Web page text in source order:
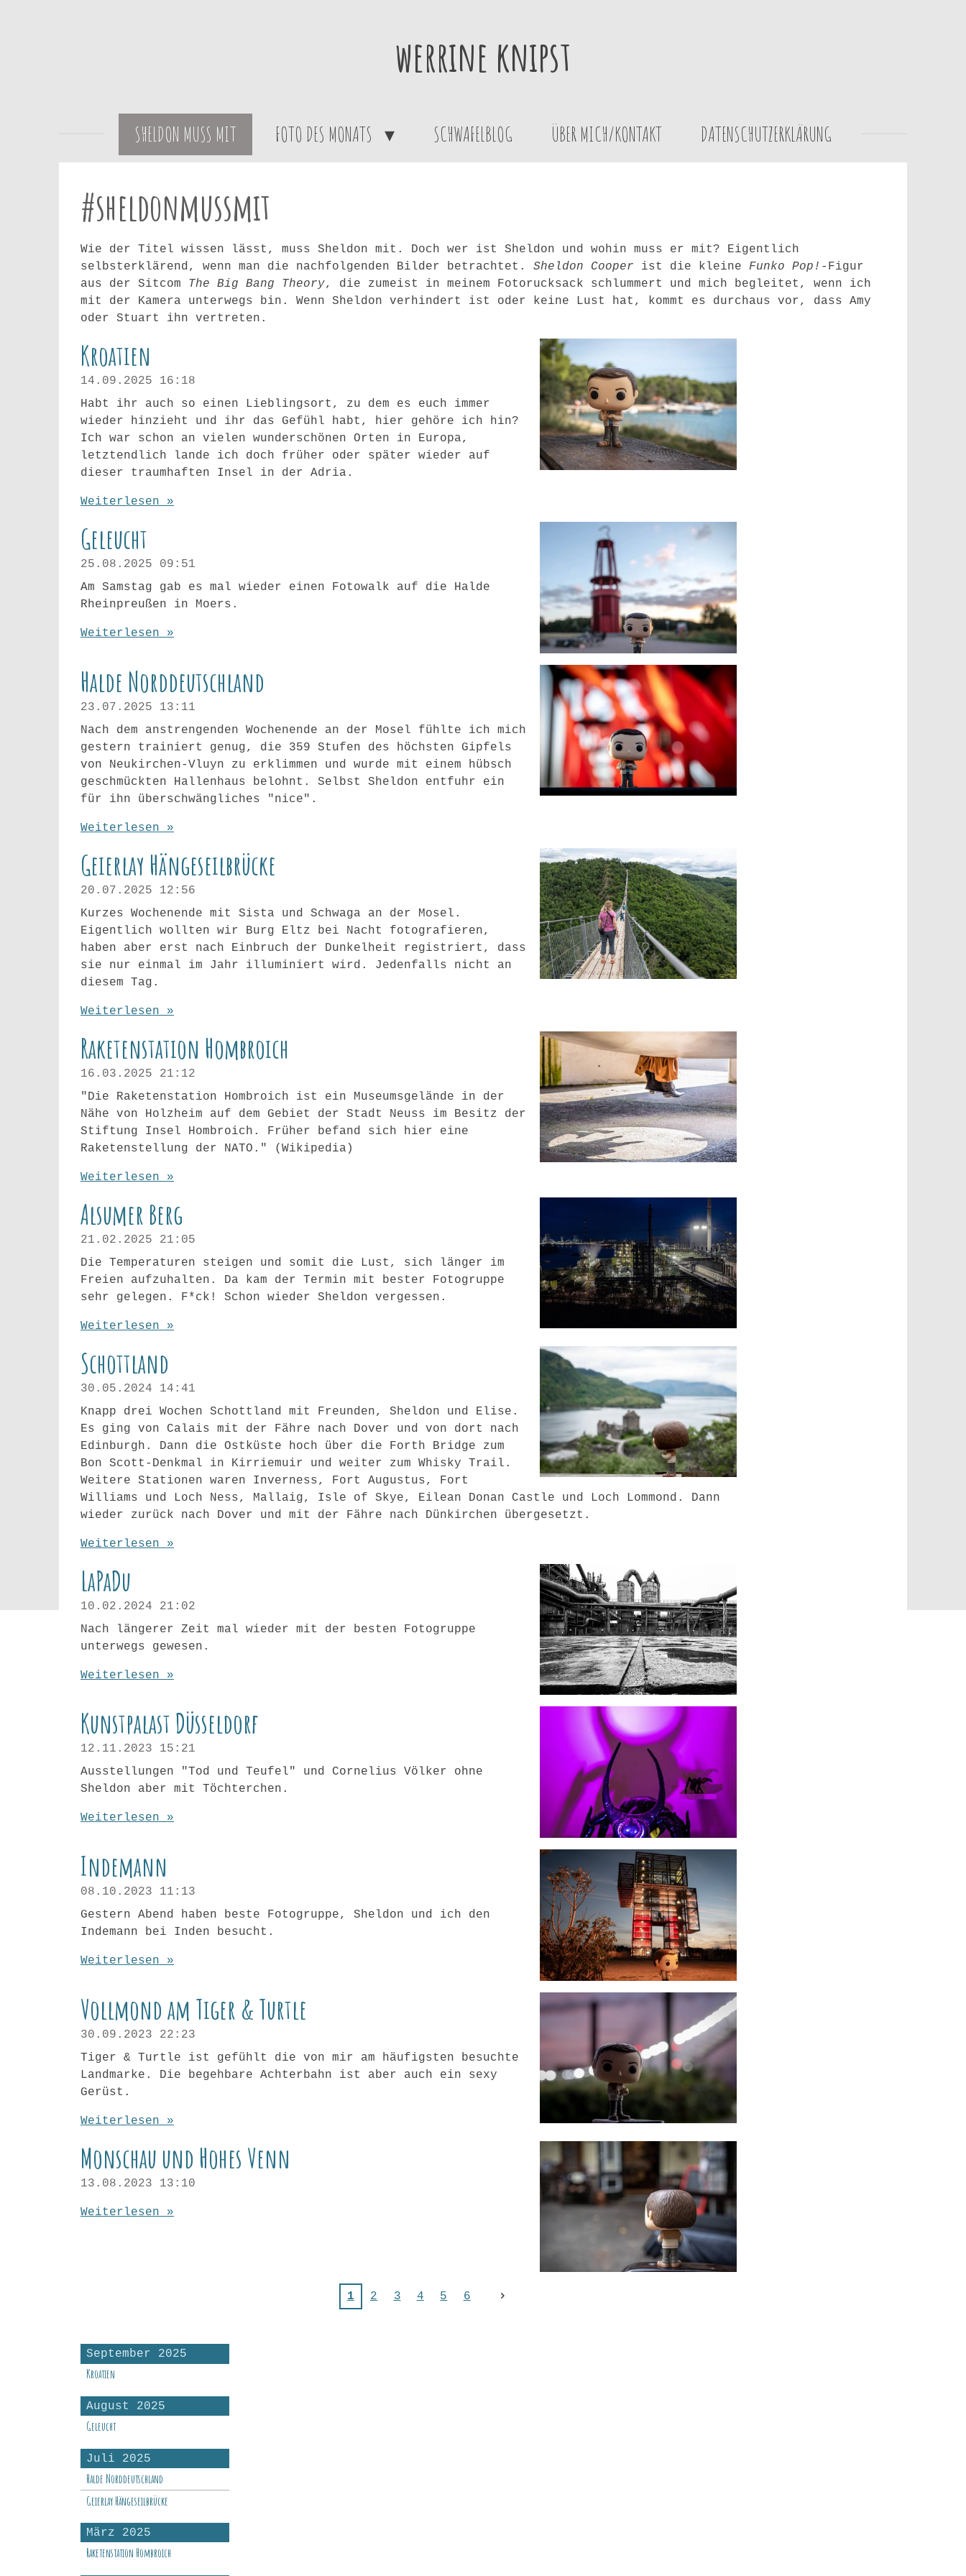
werrine knipst
SHELDON MUSS MIT FOTO DES MONATS SCHWAFELBLOG ÜBER MICH/KONTAKT DATENSCHUTZERKLÄRUNG
#sheldonmussmit
Wie der Titel wissen lässt, muss Sheldon mit. Doch wer ist Sheldon und wohin muss er mit? Eigentlich
selbsterklärend, wenn man die nachfolgenden Bilder betrachtet. Sheldon Cooper ist die kleine Funko Pop! -Figur
aus der Sitcom The Big Bang Theory, die zumeist in meinem Fotorucksack schlummert und mich begleitet, wenn ich
mit der Kamera unterwegs bin. Wenn Sheldon verhindert ist oder keine Lust hat, kommt es durchaus vor, dass Amy
oder Stuart ihn vertreten.
Kroatien
14.09.2025
16:18
Habt ihr auch so einen Lieblingsort, zu dem es euch immer
wieder hinzieht und ihr das Gefühl habt, hier gehöre ich hin?
Ich war schon an vielen wunderschönen Orten in Europa,
letztendlich lande ich doch früher oder später wieder auf
dieser traumhaften Insel in der Adria.
Weiterlesen »
Geleucht
25.08.2025
09:51
Am Samstag gab es mal wieder einen Fotowalk auf die Halde
Rheinpreußen in Moers.
Weiterlesen »
Halde Norddeutschland
23.07.2025
13:11
Nach dem anstrengenden Wochenende an der Mosel fühlte ich mich
gestern trainiert genug, die 359 Stufen des höchsten Gipfels
von Neukirchen-Vluyn zu erklimmen und wurde mit einem hübsch
geschmückten Hallenhaus belohnt. Selbst Sheldon entfuhr ein
für ihn überschwängliches "nice".
Weiterlesen »
Geierlay Hängeseilbrücke
20.07.2025
12:56
Kurzes Wochenende mit Sista und Schwaga an der Mosel.
Eigentlich wollten wir Burg Eltz bei Nacht fotografieren,
haben aber erst nach Einbruch der Dunkelheit registriert, dass
sie nur einmal im Jahr illuminiert wird. Jedenfalls nicht an
diesem Tag.
Weiterlesen »
Raketenstation Hombroich
16.03.2025
21:12
"Die Raketenstation Hombroich ist ein Museumsgelände in der
Nähe von Holzheim auf dem Gebiet der Stadt Neuss im Besitz der
Stiftung Insel Hombroich. Früher befand sich hier eine
Raketenstellung der NATO." (Wikipedia)
Weiterlesen »
Alsumer Berg
21.02.2025
21:05
Die Temperaturen steigen und somit die Lust, sich länger im
Freien aufzuhalten. Da kam der Termin mit bester Fotogruppe
sehr gelegen. F*ck! Schon wieder Sheldon vergessen.
Weiterlesen »
Schottland
30.05.2024
14:41
Knapp drei Wochen Schottland mit Freunden, Sheldon und Elise.
Es ging von Calais mit der Fähre nach Dover und von dort nach
Edinburgh. Dann die Ostküste hoch über die Forth Bridge zum
Bon Scott-Denkmal in Kirriemuir und weiter zum Whisky Trail.
Weitere Stationen waren Inverness, Fort Augustus, Fort
Williams und Loch Ness, Mallaig, Isle of Skye, Eilean Donan Castle und Loch Lommond. Dann
wieder zurück nach Dover und mit der Fähre nach Dünkirchen übergesetzt.
Weiterlesen »
LaPaDu
10.02.2024
21:02
Nach längerer Zeit mal wieder mit der besten Fotogruppe
unterwegs gewesen.
Weiterlesen »
Kunstpalast Düsseldorf
12.11.2023
15:21
Ausstellungen "Tod und Teufel" und Cornelius Völker ohne
Sheldon aber mit Töchterchen.
Weiterlesen »
Indemann
08.10.2023
11:13
Gestern Abend haben beste Fotogruppe, Sheldon und ich den
Indemann bei Inden besucht.
Weiterlesen »
Vollmond am Tiger & Turtle
30.09.2023
22:23
Tiger & Turtle ist gefühlt die von mir am häufigsten besuchte
Landmarke. Die begehbare Achterbahn ist aber auch ein sexy
Gerüst.
Weiterlesen »
Monschau und Hohes Venn
13.08.2023 13:10
Weiterlesen »
1 2 3 4 5 6
September 2025
Kroatien
August 2025
Geleucht
Juli 2025
Halde Norddeutschland
Geierlay Hängeseilbrücke
März 2025
Raketenstation Hombroich